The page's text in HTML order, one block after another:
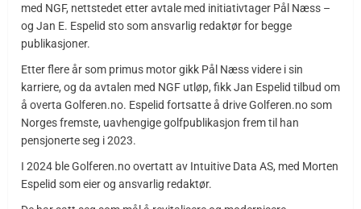
med NGF, nettstedet etter avtale med initiativtager Pål Næss –
og Jan E. Espelid sto som ansvarlig redaktør for begge
publikasjoner.
Etter flere år som primus motor gikk Pål Næss videre i sin
karriere, og da avtalen med NGF utløp, fikk Jan Espelid tilbud om
å overta Golferen.no. Espelid fortsatte å drive Golferen.no som
Norges fremste, uavhengige golfpublikasjon frem til han
pensjonerte seg i 2023.
I 2024 ble Golferen.no overtatt av Intuitive Data AS, med Morten
Espelid som eier og ansvarlig redaktør.